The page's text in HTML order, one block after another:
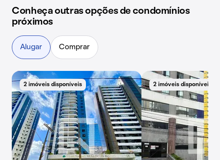
Conheça outras opções de condomínios
próximos
Alugar Comprar
2 imóveis disponíveis 2 imóveis disponíveis